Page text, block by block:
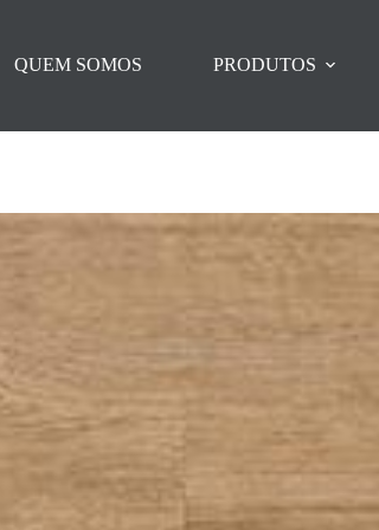
QUEM SOMOS PRODUTOS